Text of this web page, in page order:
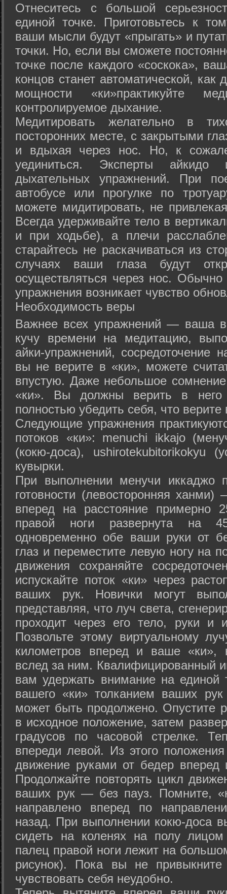
Отнеситесь с большой
единой точке. Приготовьтесь к
ваши мысли будут «прыгать» и
точки. Но, если вы сможете
точке после каждого «соскока»,
концов станет автоматической,
мощности «ки»практикуйте
контролируемое дыхание.
Медитировать желательно в
посторонних месте, с закрытыми
и вдыхая через нос. Но, к
уединиться. Эксперты айкидо
дыхательных упражнений. При
автобусе или прогулке по
можете мидитировать, не
Всегда удерживайте тело в
и при ходьбе), а плечи
старайтесь не раскачиваться из
случаях ваши глаза будут
осуществляться через нос. Обычно
упражнения возникает чувство
Необходимость веры
Важнее всех упражнений — ваша
кучу времени на медитацию,
айки-упражнений, сосредоточение
вы не верите в «ки», можете
впустую. Даже небольшое сомнение
«ки». Вы должны верить в
полностью убедить себя, что верите
Следующие упражнения
потоков «ки»: menuchi ikkajo
(кокю-доса), ushiro­tekubitori­kokyu
кувырки.
При выполнении менучи иккаджо
готовности (левосторонняя
вперед на расстояние примерно
правой ноги развернута на
одновременно обе ваши руки от
глаз и переместите левую ногу на
движения сохраняйте
испускайте поток «ки» через
ваших рук. Новички могут
представляя, что луч света,
проходит через его тело, руки и
Позвольте этому виртуальному
километров вперед и ваше «ки»,
вслед за ним. Квалифицированный
вам удержать внимание на единой
вашего «ки» толканием ваших
может быть продолжено. Опустите
в исходное положение, затем
градусов по часовой стрелке.
впереди левой. Из этого
движение руками от бедер вперед
Продолжайте повторять цикл
ваших рук — без пауз. Помните,
направлено вперед по
назад. При выполнении кокю-доса
сидеть на коленях на полу
палец правой ноги лежит на
рисунок). Пока вы не
чувствовать себя неудобно.